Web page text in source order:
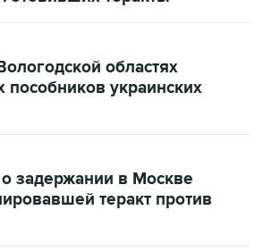
областях
пособников украинских
задержании в Москве
теракт против